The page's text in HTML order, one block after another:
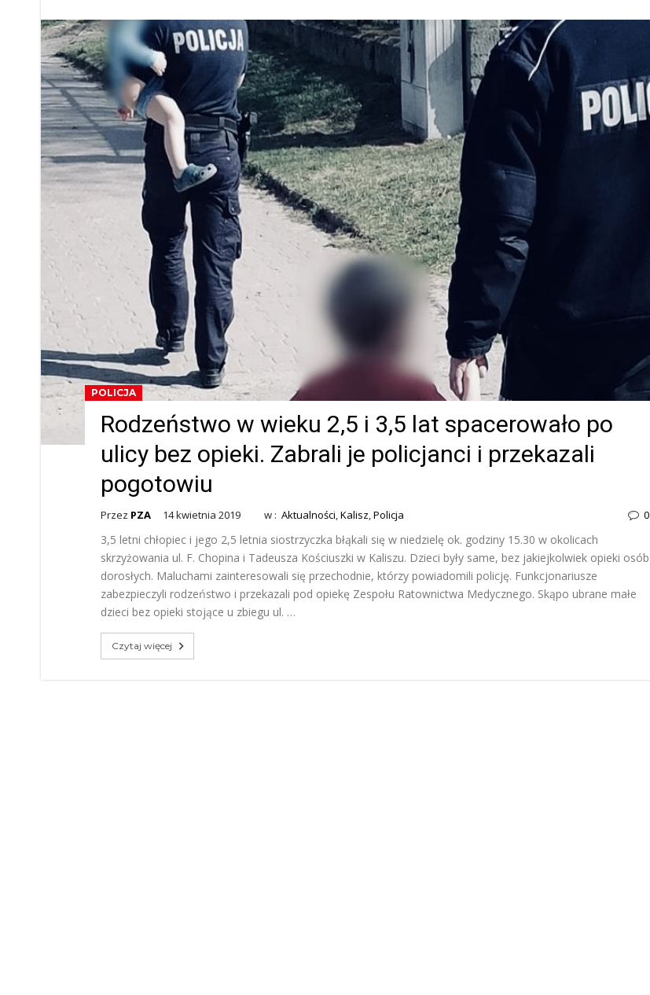
POLICJA
Rodzeństwo w wieku 2,5 i 3,5 lat spacerowało po
ulicy bez opieki. Zabrali je policjanci i przekazali
pogotowiu
Przez PZA 14 kwietnia 2019 w : Aktualności,Kalisz,Policja 0
3,5 letni chłopiec i jego 2,5 letnia siostrzyczka błąkali się w niedzielę ok. godziny 15.30 w okolicach
skrzyżowania ul. F. Chopina i Tadeusza Kościuszki w Kaliszu. Dzieci były same, bez jakiejkolwiek opieki osób
dorosłych. Maluchami zainteresowali się przechodnie, którzy powiadomili policję. Funkcjonariusze
zabezpieczyli rodzeństwo i przekazali pod opiekę Zespołu Ratownictwa Medycznego. Skąpo ubrane małe
dzieci bez opieki stojące u zbiegu ul. …
Czytaj więcej